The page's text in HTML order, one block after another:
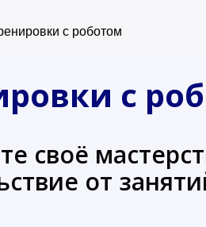
с роботом
с
своё
от